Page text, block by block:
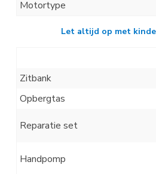
Motortype
Let altijd op met
Zitbank
Opbergtas
Reparatie set
Handpomp